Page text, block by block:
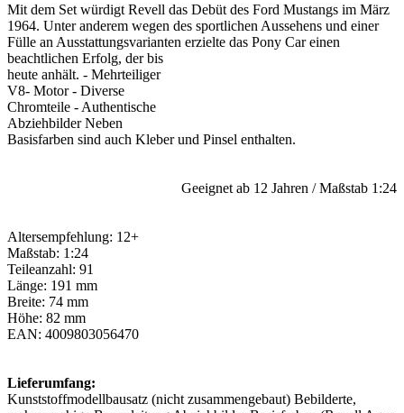
Mit dem Set würdigt Revell das Debüt des Ford Mustangs im März
1964. Unter anderem wegen des sportlichen Aussehens und einer
Fülle an Ausstattungsvarianten erzielte das Pony Car einen
beachtlichen Erfolg, der bis
heute anhält. - Mehrteiliger
V8- Motor - Diverse
Chromteile - Authentische
Abziehbilder Neben
Basisfarben sind auch Kleber und Pinsel enthalten.
Geeignet ab 12 Jahren / Maßstab 1:24
Altersempfehlung: 12+
Maßstab: 1:24
Teileanzahl: 91
Länge: 191 mm
Breite: 74 mm
Höhe: 82 mm
EAN: 4009803056470
Lieferumfang:
Kunststoffmodellbausatz (nicht zusammengebaut) Bebilderte,